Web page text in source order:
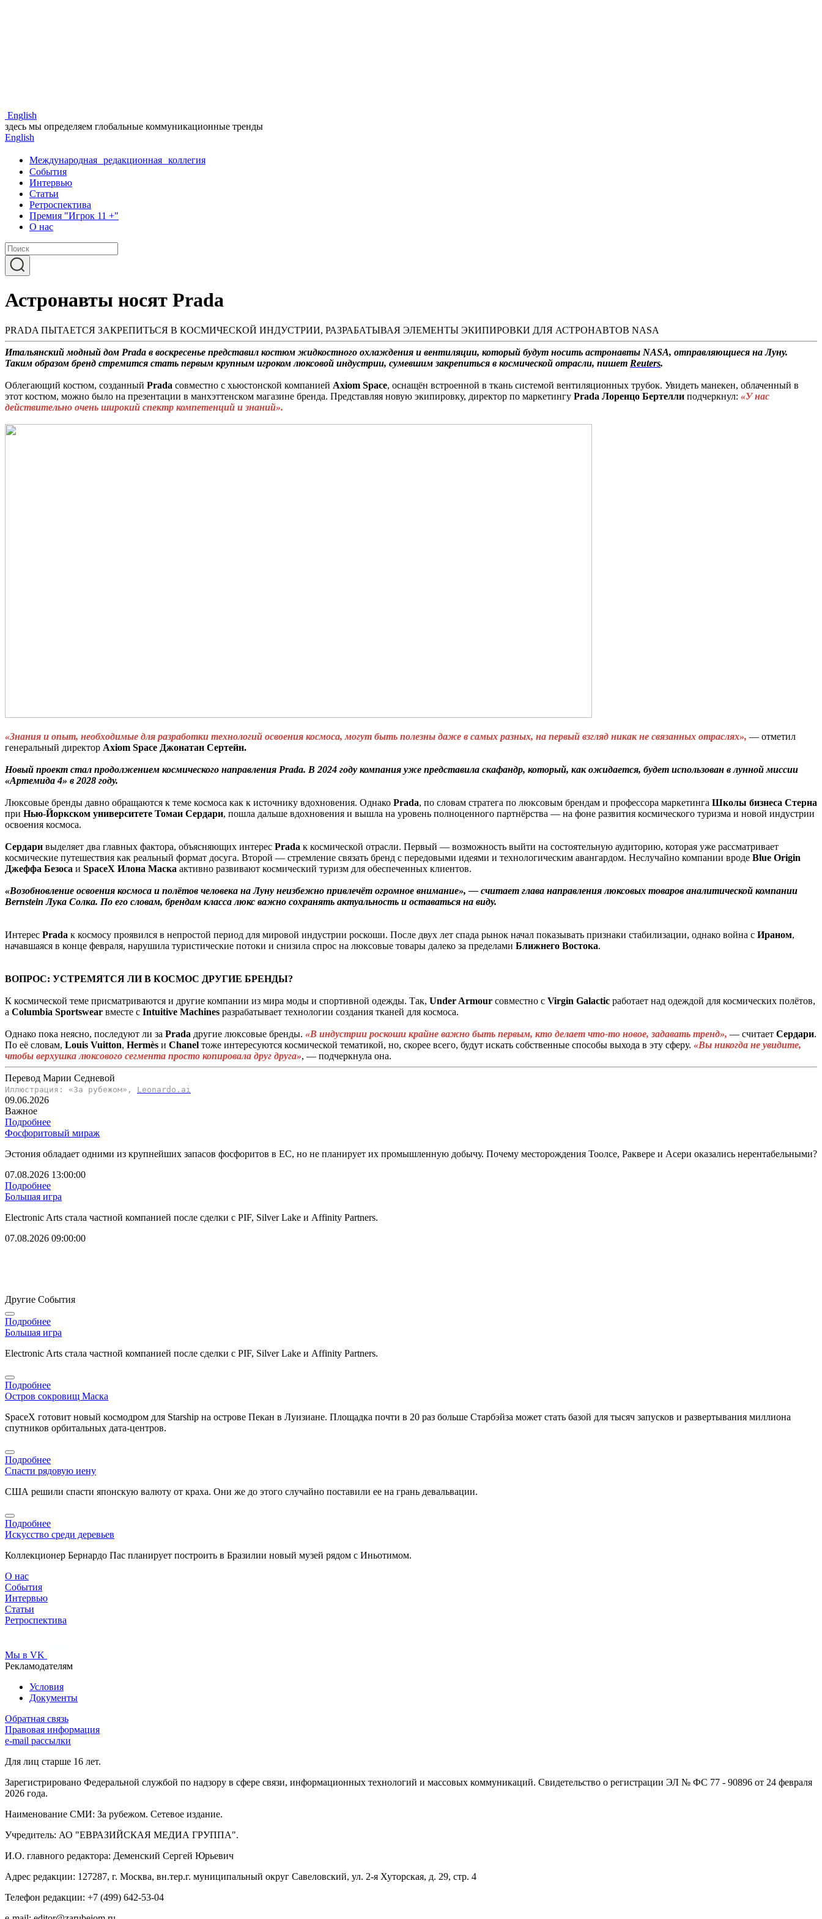
English
здесь мы определяем глобальные коммуникационные тренды
English
Международная редакционная коллегия
События
Интервью
Статьи
Ретроспектива
Премия "Игрок 11 +"
О нас
Астронавты носят Prada
PRADA ПЫТАЕТСЯ ЗАКРЕПИТЬСЯ В КОСМИЧЕСКОЙ ИНДУСТРИИ, РАЗРАБАТЫВАЯ ЭЛЕМЕНТЫ ЭКИПИРОВКИ ДЛЯ АСТРОНАВТОВ NASA
Итальянский модный дом Prada в воскресенье представил костюм жидкостного охлаждения и вентиляции, который будут носить астронавты NASA, отправляющиеся на Луну.
Таким образом бренд стремится стать первым крупным игроком люксовой индустрии, сумевшим закрепиться в космической отрасли, пишет Reuters.
Облегающий костюм, созданный Prada совместно с хьюстонской компанией Axiom Space, оснащён встроенной в ткань системой вентиляционных трубок. Увидеть манекен, облаченный в
этот костюм, можно было на презентации в манхэттенском магазине бренда. Представляя новую экипировку, директор по маркетингу Prada Лоренцо Бертелли подчеркнул: «У нас
действительно очень широкий спектр компетенций и знаний».
«Знания и опыт, необходимые для разработки технологий освоения космоса, могут быть полезны даже в самых разных, на первый взгляд никак не связанных отраслях», — отметил
генеральный директор Axiom Space Джонатан Сертейн.
Новый проект стал продолжением космического направления Prada. В 2024 году компания уже представила скафандр, который, как ожидается, будет использован в лунной миссии
«Артемида 4» в 2028 году.
Люксовые бренды давно обращаются к теме космоса как к источнику вдохновения. Однако Prada, по словам стратега по люксовым брендам и профессора маркетинга Школы бизнеса Стерна
при Нью-Йоркском университете Томаи Сердари, пошла дальше вдохновения и вышла на уровень полноценного партнёрства — на фоне развития космического туризма и новой индустрии
освоения космоса.
Сердари выделяет два главных фактора, объясняющих интерес Prada к космической отрасли. Первый — возможность выйти на состоятельную аудиторию, которая уже рассматривает
космические путешествия как реальный формат досуга. Второй — стремление связать бренд с передовыми идеями и технологическим авангардом. Неслучайно компании вроде Blue Origin
Джеффа Безоса и SpaceX Илона Маска активно развивают космический туризм для обеспеченных клиентов.
«Возобновление освоения космоса и полётов человека на Луну неизбежно привлечёт огромное внимание», — считает глава направления люксовых товаров аналитической компании
Bernstein Лука Солка. По его словам, брендам класса люкс важно сохранять актуальность и оставаться на виду.
Интерес Prada к космосу проявился в непростой период для мировой индустрии роскоши. После двух лет спада рынок начал показывать признаки стабилизации, однако война с Ираном,
начавшаяся в конце февраля, нарушила туристические потоки и снизила спрос на люксовые товары далеко за пределами Ближнего Востока.
ВОПРОС: УСТРЕМЯТСЯ ЛИ В КОСМОС ДРУГИЕ БРЕНДЫ?
К космической теме присматриваются и другие компании из мира моды и спортивной одежды. Так, Under Armour совместно с Virgin Galactic работает над одеждой для космических полётов,
а Columbia Sportswear вместе с Intuitive Machines разрабатывает технологии создания тканей для космоса.
Однако пока неясно, последуют ли за Prada другие люксовые бренды. «В индустрии роскоши крайне важно быть первым, кто делает что-то новое, задавать тренд», — считает Сердари.
По её словам, Louis Vuitton, Hermès и Chanel тоже интересуются космической тематикой, но, скорее всего, будут искать собственные способы выхода в эту сферу. «Вы никогда не увидите,
чтобы верхушка люксового сегмента просто копировала друг друга», — подчеркнула она.
Перевод Марии Седневой
Иллюстрация: «За рубежом», Leonardo.ai
09.06.2026
Важное
Подробнее
Фосфоритовый мираж
Эстония обладает одними из крупнейших запасов фосфоритов в ЕС, но не планирует их промышленную добычу. Почему месторождения Тоолсе, Раквере и Асери оказались нерентабельными?
07.08.2026 13:00:00
Подробнее
Большая игра
Electronic Arts стала частной компанией после сделки с PIF, Silver Lake и Affinity Partners.
07.08.2026 09:00:00
Другие События
Подробнее
Большая игра
Electronic Arts стала частной компанией после сделки с PIF, Silver Lake и Affinity Partners.
Подробнее
Остров сокровищ Маска
SpaceX готовит новый космодром для Starship на острове Пекан в Луизиане. Площадка почти в 20 раз больше Старбэйза может стать базой для тысяч запусков и развертывания миллиона
спутников орбитальных дата-центров.
Подробнее
Спасти рядовую иену
США решили спасти японскую валюту от краха. Они же до этого случайно поставили ее на грань девальвации.
Подробнее
Искусство среди деревьев
Коллекционер Бернардо Пас планирует построить в Бразилии новый музей рядом с Иньотимом.
О нас
События
Интервью
Статьи
Ретроспектива
Мы в VK
Рекламодателям
Условия
Документы
Обратная связь
Правовая информация
e-mail рассылки
Для лиц старше 16 лет.
Зарегистрировано Федеральной службой по надзору в сфере связи, информационных технологий и массовых коммуникаций. Свидетельство о регистрации ЭЛ № ФС 77 - 90896 от 24 февраля
2026 года.
Наименование СМИ: За рубежом. Сетевое издание.
Учредитель: АО "ЕВРАЗИЙСКАЯ МЕДИА ГРУППА".
И.О. главного редактора: Деменский Сергей Юрьевич
Адрес редакции: 127287, г. Москва, вн.тер.г. муниципальный округ Савеловский, ул. 2-я Хуторская, д. 29, стр. 4
Телефон редакции: +7 (499) 642-53-04